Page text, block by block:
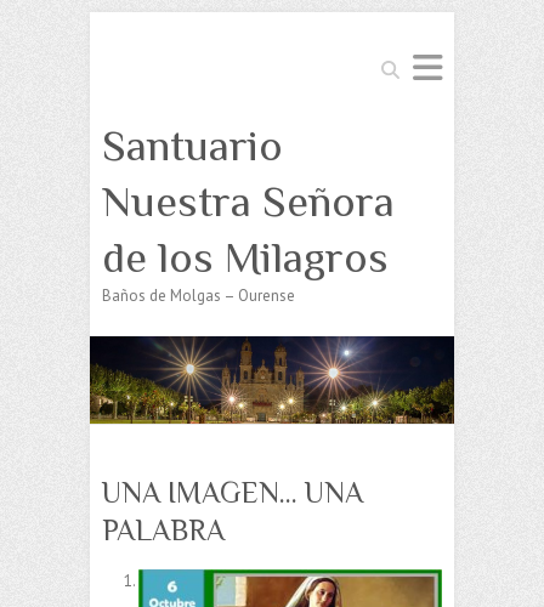
Buscar
Santuario
Nuestra Señora
de los Milagros
Baños de Molgas – Ourense
UNA IMAGEN… UNA
PALABRA